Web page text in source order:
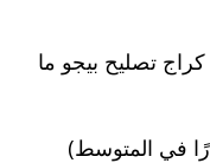
بشكل عام ، تبلغ تكلفة إصلاح Audi كراج تصليح بيجو ما